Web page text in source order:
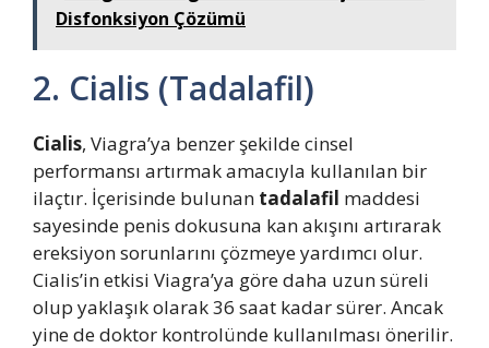
Disfonksiyon Çözümü
2. Cialis (Tadalafil)
Cialis, Viagra’ya benzer şekilde cinsel
performansı artırmak amacıyla kullanılan bir
ilaçtır. İçerisinde bulunan tadalafil maddesi
sayesinde penis dokusuna kan akışını artırarak
ereksiyon sorunlarını çözmeye yardımcı olur.
Cialis’in etkisi Viagra’ya göre daha uzun süreli
olup yaklaşık olarak 36 saat kadar sürer. Ancak
yine de doktor kontrolünde kullanılması önerilir.